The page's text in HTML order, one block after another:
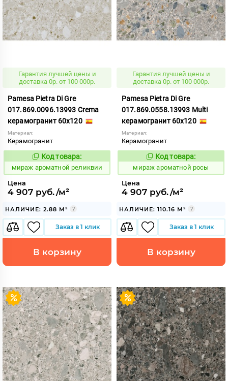
Гарантия лучшей цены и
доставка 0р. от 100 000р.
Pamesa Pietra Di Gre
017.869.0096.13993 Crema
керамогранит 60x120
Материал:
Керамогранит
984705
Код товара:
мираж ароматной реликвии
Цена
4 907 руб./м²
НАЛИЧИЕ: 2.88 М²
Заказ в 1 клик
В корзину
Гарантия лучшей цены и
доставка 0р. от 100 000р.
Pamesa Pietra Di Gre
017.869.0558.13993 Multi
керамогранит 60x120
Материал:
Керамогранит
984707
Код товара:
мираж ароматной росы
Цена
4 907 руб./м²
НАЛИЧИЕ: 110.16 М²
Заказ в 1 клик
В корзину